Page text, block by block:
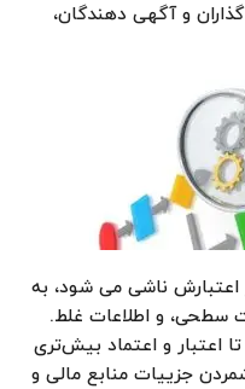
گذاران و آگهی دهندگان،
اعتبارش ناشی می شود، به
سطحی، و اطلاعات غلط.
اعتبار و اعتماد بیش‌تری
جزییات منابع مالی و